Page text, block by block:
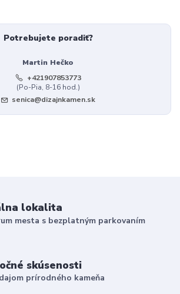
Potrebujete poradiť?
Martin Hečko
+421907853773
(Po-Pia, 8-16 hod.)
senica@dizajnkamen.sk
lokalita
mesta s bezplatným parkovaním
skúsenosti
prírodného kameňa